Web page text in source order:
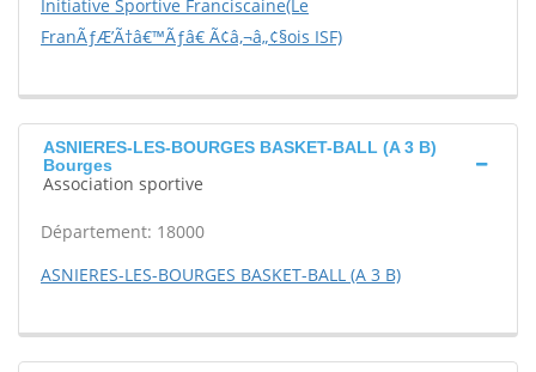
Initiative Sportive Franciscaine(Le
FranÃƒÆ’Ã†â€™Ãƒâ€ Ã¢â‚¬â„¢§ois ISF)
ASNIERES-LES-BOURGES BASKET-BALL (A 3 B)
Bourges
Association sportive
Département: 18000
ASNIERES-LES-BOURGES BASKET-BALL (A 3 B)